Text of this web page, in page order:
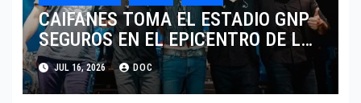
CAIFANES TOMA EL ESTADIO GNP
SEGUROS EN EL EPICENTRO DE LA
IDENTIDAD MEXICANA
JUL 16, 2026 DOC